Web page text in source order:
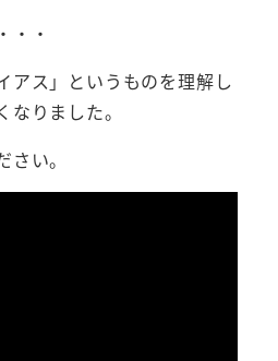
・・
アス」というものを理解し
りました。
い。